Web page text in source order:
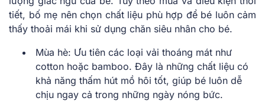
tiết, bố mẹ nên chọn chất liệu phù hợp để bé luôn cảm
thấy thoải mái khi sử dụng chăn siêu nhân cho bé.
Mùa hè: Ưu tiên các loại vải thoáng mát như
cotton hoặc bamboo. Đây là những chất liệu có
khả năng thấm hút mồ hôi tốt, giúp bé luôn dễ
chịu ngay cả trong những ngày nóng bức.